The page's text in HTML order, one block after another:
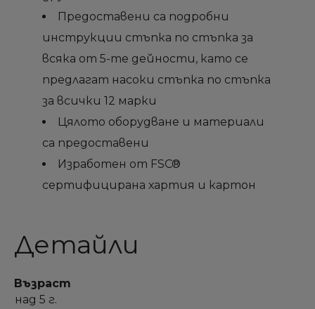
Предоставени са подробни
инструкции стъпка по стъпка за
всяка от 5-те дейности, като се
предлагат насоки стъпка по стъпка
за всички 12 марки
Цялото оборудване и материали
са предоставени
Изработен от FSC®
сертифицирана хартия и картон
Детайли
Възраст
над 5 г.